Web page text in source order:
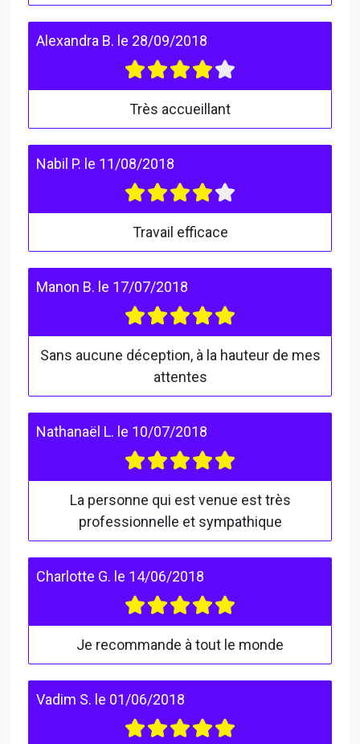
Alexandra B. le 28/09/2018
Très accueillant
Nabil P. le 11/08/2018
Travail efficace
Manon B. le 17/07/2018
Sans aucune déception, à la hauteur de mes
attentes
Nathanaël L. le 10/07/2018
La personne qui est venue est très
professionnelle et sympathique
Charlotte G. le 14/06/2018
Je recommande à tout le monde
Vadim S. le 01/06/2018